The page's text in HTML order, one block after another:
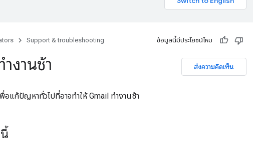
Support & troubleshooting ข้อมูลนี้มีประโยชน์ไหม
ส่งความคิดเห็น
งานช้า
แก้ปัญหาทั่วไปที่อาจทำให้ Gmail ทำงานช้า